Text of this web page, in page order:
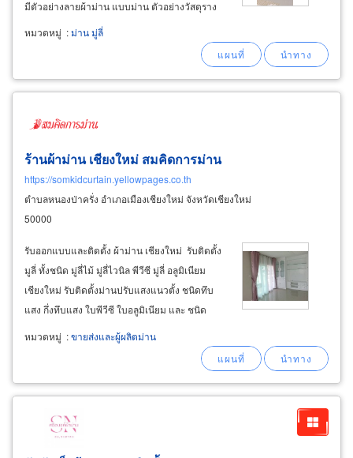
มีตัวอย่างลายผ้าม่าน แบบม่าน ตัวอย่างวัสดุราง
ม่าน ทั้งแบบเหล็ก อลูมิเนียม และไม้จริง อุปกรณ์
สายคล้องม่าน ไม้จูงม่าน รอกชักม่าน ให้ชมถึงบ้าน
หมวดหมู่ :ม่าน มู่ลี่
ร้านผ้าม่าน เชียงใหม่ สมคิดการม่าน
https://somkidcurtain.yellowpages.co.th
ตำบลหนองป่าครั่ง อำเภอเมืองเชียงใหม่ จังหวัดเชียงใหม่
50000
รับออกแบบและติดตั้ง ผ้าม่าน เชียงใหม่ รับติดตั้ง
มูลี่ ทั้งชนิด มู่ลี่ไม้ มู่ลี่ไวนิล พีวีซี มู่ลี่ อลูมิเนียม
เชียงใหม่ รับติดตั้งม่านปรับแสงแนวตั้ง ชนิดทึบ
แสง กึ่งทึบแสง ใบพีวีซี ใบอลูมิเนียม และ ชนิด
หมวดหมู่ :ขายส่งและผู้ผลิตม่าน